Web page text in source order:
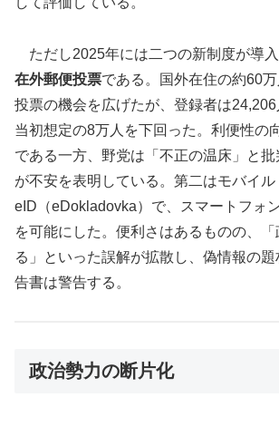
ただし2025年には二つの新制度が導
在外郵便投票である。国外在住の約60
投票の機会を広げたが、登録者は24,206
当初想定の8万人を下回った。利便性の
である一方、野党は「不正の温床」と批
が不安を表明している。第二はモバイル
eID（eDokladovka）で、スマートフォ
を可能にした。便利さはあるものの、
る」といった誤解が拡散し、偽情報の
告書は警告する。
政治勢力の断片化